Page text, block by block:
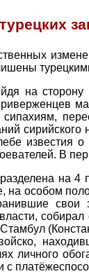
на сторону
сипахиям,
сирийского
известия
В
на
на особом
личного